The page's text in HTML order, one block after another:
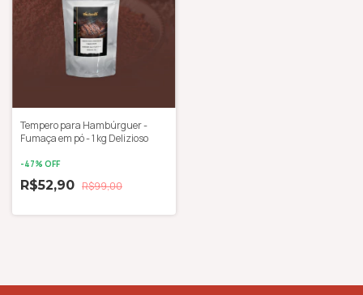
Tempero para Hambúrguer -
Fumaça em pó - 1 kg Delizioso
-47% OFF
R$52,90 R$99,00